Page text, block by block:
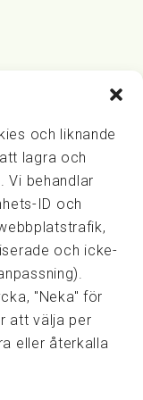
och liknande
lagra och
Vi behandlar
ID och
och icke-
"Neka" för
att välja per
eller återkalla
Analytics